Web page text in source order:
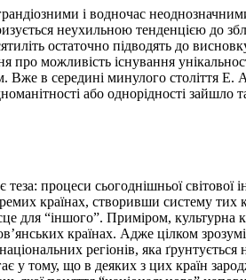
і водночас
неухильною тенденцією до
остаточно підводять до
про можливість існування
Вже в середині минулого століття Е.
або однорідності
процеси сьогоднішньої
країнах, створивши систему тих
для “іншого”. Приміром,
країнах. Адже цілком
регіонів, яка
у тому, що в деяких з цих країн